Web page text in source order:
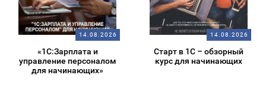
14.08.2026
«1С:Зарплата и
управление персоналом
для начинающих»
14.08.2026
Старт в 1С – обзорный
курс для начинающих